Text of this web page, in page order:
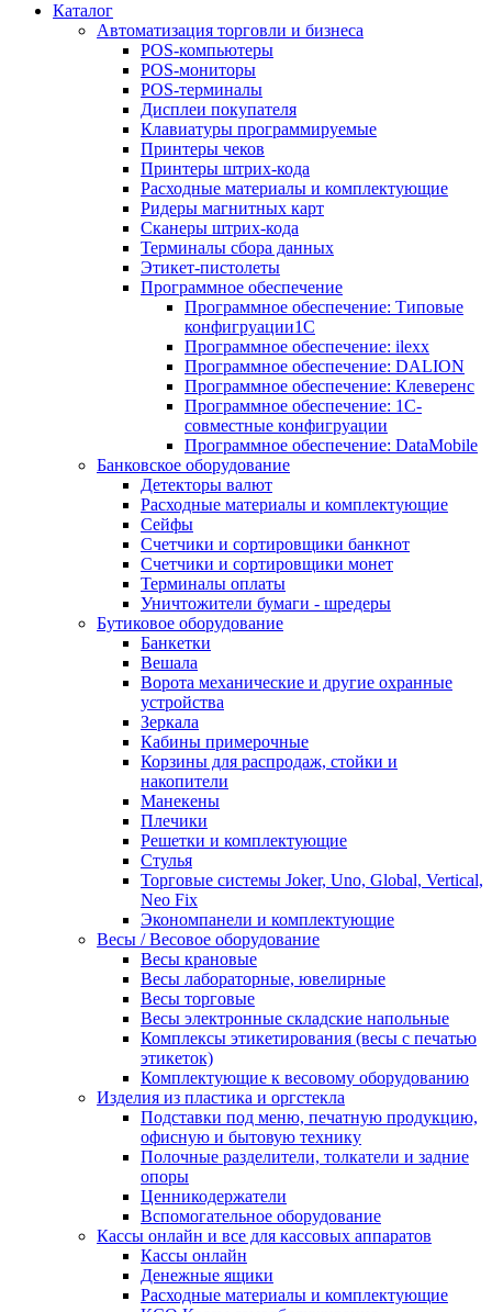
Каталог
Автоматизация торговли и бизнеса
POS-компьютеры
POS-мониторы
POS-терминалы
Дисплеи покупателя
Клавиатуры программируемые
Принтеры чеков
Принтеры штрих-кода
Расходные материалы и комплектующие
Ридеры магнитных карт
Сканеры штрих-кода
Терминалы сбора данных
Этикет-пистолеты
Программное обеспечение
Программное обеспечение: Типовые
конфигруации1С
Программное обеспечение: ilexx
Программное обеспечение: DALION
Программное обеспечение: Клеверенс
Программное обеспечение: 1С-
совместные конфигруации
Программное обеспечение: DataMobile
Банковское оборудование
Детекторы валют
Расходные материалы и комплектующие
Сейфы
Счетчики и сортировщики банкнот
Счетчики и сортировщики монет
Терминалы оплаты
Уничтожители бумаги - шредеры
Бутиковое оборудование
Банкетки
Вешала
Ворота механические и другие охранные
устройства
Зеркала
Кабины примерочные
Корзины для распродаж, стойки и
накопители
Манекены
Плечики
Решетки и комплектующие
Стулья
Торговые системы Joker, Uno, Global, Vertical,
Neo Fix
Экономпанели и комплектующие
Весы / Весовое оборудование
Весы крановые
Весы лабораторные, ювелирные
Весы торговые
Весы электронные складские напольные
Комплексы этикетирования (весы с печатью
этикеток)
Комплектующие к весовому оборудованию
Изделия из пластика и оргстекла
Подставки под меню, печатную продукцию,
офисную и бытовую технику
Полочные разделители, толкатели и задние
опоры
Ценникодержатели
Вспомогательное оборудование
Кассы онлайн и все для кассовых аппаратов
Кассы онлайн
Денежные ящики
Расходные материалы и комплектующие